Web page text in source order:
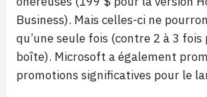
Business). Mais celles-ci ne
qu’une seule fois (contre 2 à 3 fois
boîte). Microsoft a également
promotions significatives pour le